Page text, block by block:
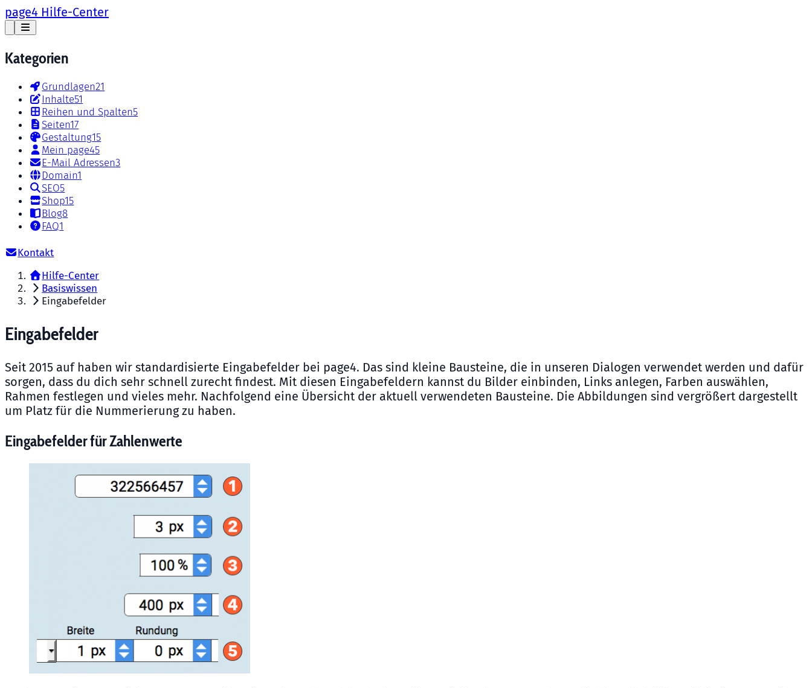
page4 Hilfe-Center
Kategorien
Grundlagen21
Inhalte51
Reihen und Spalten5
Seiten17
Gestaltung15
Mein page45
E-Mail Adressen3
Domain1
SEO5
Shop15
Blog8
FAQ1
Kontakt
Hilfe-Center
Basiswissen
Eingabefelder
Eingabefelder
Seit 2015 auf haben wir standardisierte Eingabefelder bei page4. Das sind kleine Bausteine, die in unseren Dialogen verwendet werden und dafür
sorgen, dass du dich sehr schnell zurecht findest. Mit diesen Eingabefeldern kannst du Bilder einbinden, Links anlegen, Farben auswählen,
Rahmen festlegen und vieles mehr. Nachfolgend eine Übersicht der aktuell verwendeten Bausteine. Die Abbildungen sind vergrößert dargestellt
um Platz für die Nummerierung zu haben.
Eingabefelder für Zahlenwerte